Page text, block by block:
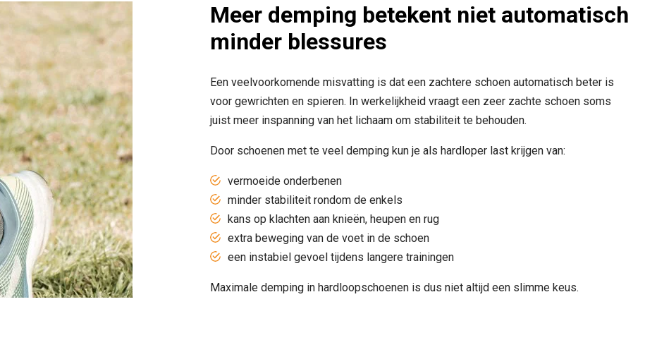
Meer demping betekent niet automatisch
minder blessures
Een veelvoorkomende misvatting is dat een zachtere schoen automatisch beter is
voor gewrichten en spieren. In werkelijkheid vraagt een zeer zachte schoen soms
juist meer inspanning van het lichaam om stabiliteit te behouden.
Door schoenen met te veel demping kun je als hardloper last krijgen van:
vermoeide onderbenen
minder stabiliteit rondom de enkels
kans op klachten aan knieën, heupen en rug
extra beweging van de voet in de schoen
een instabiel gevoel tijdens langere trainingen
Maximale demping in hardloopschoenen is dus niet altijd een slimme keus.